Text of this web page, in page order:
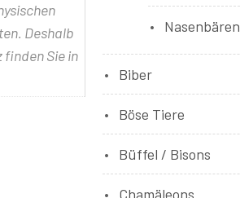
Deshalb
finden Sie in
Nasenbären
Biber
Böse Tiere
Büffel / Bisons
Chamäleons